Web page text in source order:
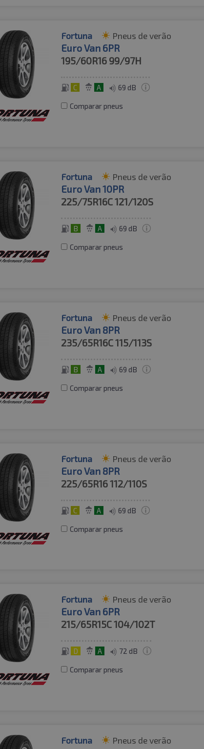
Fortuna Pneus de verão
Euro Van 6PR
195/60R16 99/97H
C A 69 dB
Comparar pneus
Fortuna Pneus de verão
Euro Van 10PR
225/75R16C121/120S
B A 69 dB
Comparar pneus
Fortuna Pneus de verão
Euro Van 8PR
235/65R16C115/113S
B A 69 dB
Comparar pneus
Fortuna Pneus de verão
Euro Van 8PR
225/65R16112/110S
C A 69 dB
Comparar pneus
Fortuna Pneus de verão
Euro Van 6PR
215/65R15C104/102T
D A 72 dB
Comparar pneus
Fortuna Pneus de verão